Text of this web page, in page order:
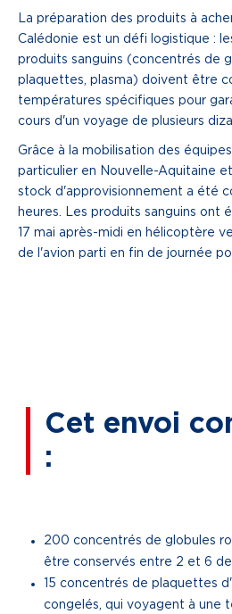
La préparation des produits à
Calédonie est un défi logistique :
produits sanguins (concentrés de
plaquettes, plasma) doivent être
températures spécifiques pour
cours d'un voyage de plusieurs
Grâce à la mobilisation des
particulier en Nouvelle-Aquitaine
stock d'approvisionnement a été
heures. Les produits sanguins ont
17 mai après-midi en hélicoptère
de l'avion parti en fin de journée
Cet envoi
:
200 concentrés de globules
être conservés entre 2 et 6
15 concentrés de plaquettes
congelés, qui voyagent à une